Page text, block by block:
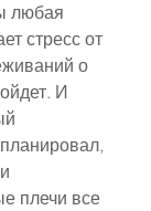
любая
стресс от
о
И
плечи все